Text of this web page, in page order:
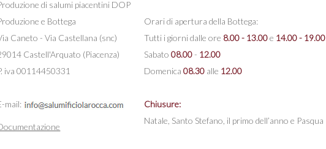
di salumi piacentini DOP
e Bottega
Caneto - Via Castellana (snc)
Castell'Arquato (Piacenza)
iva 00114450331
mail:
Orari di apertura della Bottega:
Tutti i giorni dalle ore 8.00 - 13.00e 14.00 - 19.00
Sabato08.00- 12.00
Domenica08.30 alle 12.00
Chiusure:
Natale, Santo Stefano, il primo dell’anno e Pasqua